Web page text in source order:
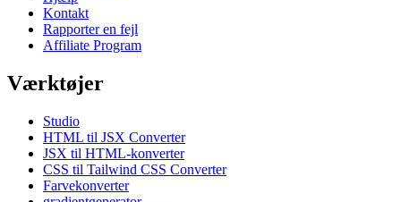
Kontakt
Rapporter en fejl
Affiliate Program
Værktøjer
Studio
HTML til JSX Converter
JSX til HTML-konverter
CSS til Tailwind CSS Converter
Farvekonverter